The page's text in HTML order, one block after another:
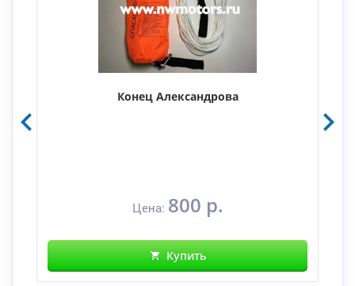
Конец Александрова
Цена: 800 р.
Купить